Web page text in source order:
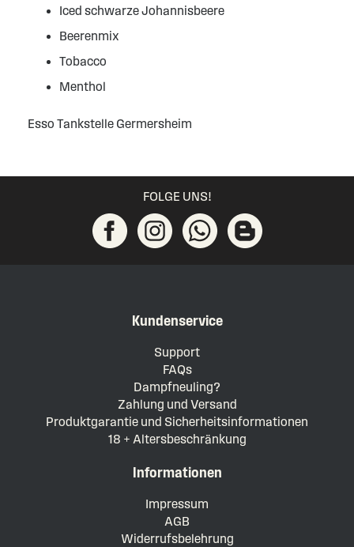
Iced schwarze Johannisbeere
Beerenmix
Tobacco
Menthol
Esso Tankstelle Germersheim
FOLGE UNS!
Kundenservice
Support
FAQs
Dampfneuling?
Zahlung und Versand
Produktgarantie und Sicherheitsinformationen
18 + Altersbeschränkung
Informationen
Impressum
AGB
Widerrufsbelehrung